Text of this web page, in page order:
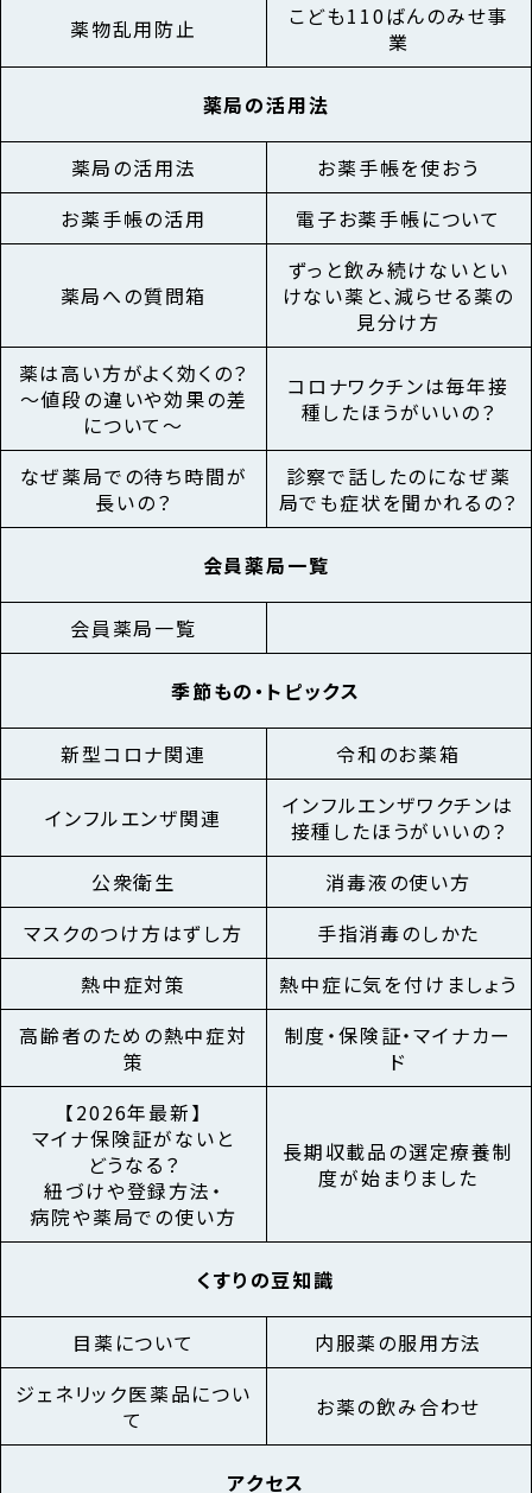
薬物乱用防止
こども110ばんのみせ事
業
薬局の活用法
薬局の活用法
お薬手帳を使おう
お薬手帳の活用
電子お薬手帳について
薬局への質問箱
ずっと飲み続けないとい
けない薬と、減らせる薬の
見分け方
薬は高い方がよく効くの？
～値段の違いや効果の差
について～
コロナワクチンは毎年接
種したほうがいいの？
なぜ薬局での待ち時間が
長いの？
診察で話したのになぜ薬
局でも症状を聞かれるの？
会員薬局一覧
会員薬局一覧
季節もの・ トピックス
新型コロナ関連 令和のお薬箱
インフルエンザ関連
インフルエンザワクチンは
接種したほうがいいの？
公衆衛生
消毒液の使い方
マスクのつけ方はずし方
手指消毒のしかた
熱中症対策
熱中症に気を付けましょう
高齢者のための熱中症対
策
制度・保険証・マイナカー
ド
【2026年最新】
マイナ保険証がないと
どうなる？
紐づけや登録方法・
病院や薬局での使い方
長期収載品の選定療養制
度が始まりました
くすりの豆知識
目薬について
内服薬の服用方法
ジェネリック医薬品につい
て
お薬の飲み合わせ
アクセス